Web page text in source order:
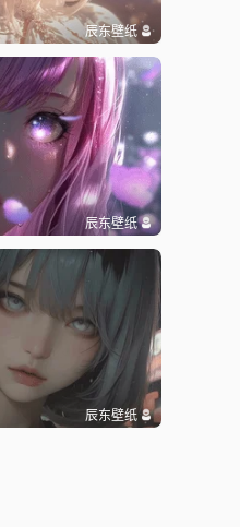
辰东壁纸
辰东壁纸
辰东壁纸